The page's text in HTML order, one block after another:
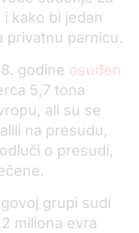
kako bi jedan
privatnu parnicu.
godine osuđen
5,7 tona
ali su se
na presudu,
o presudi,
grupi sudi
miliona evra